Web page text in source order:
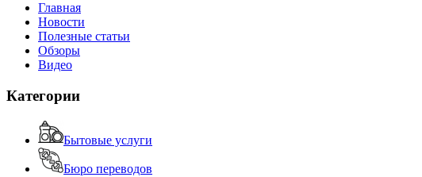
Главная
Новости
Полезные статьи
Обзоры
Видео
Категории
Бытовые услуги
Бюро переводов